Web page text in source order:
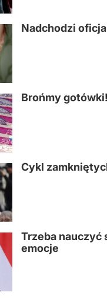
Nadchodzi
Brońmy gotówki!
Cykl
Trzeba nauczyć
emocje